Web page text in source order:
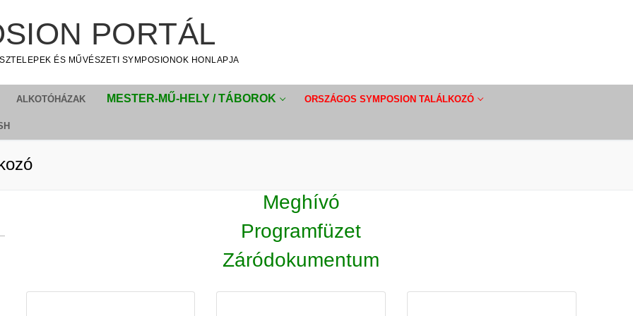
PORTÁL
ÉS MŰVÉSZETI SYMPOSIONOK HONLAPJA
ALKOTÓHÁZAK MESTER-MŰ-HELY / TÁBOROK ORSZÁGOS SYMPOSION TALÁLKOZÓ
Meghívó
Programfüzet
Záródokumentum